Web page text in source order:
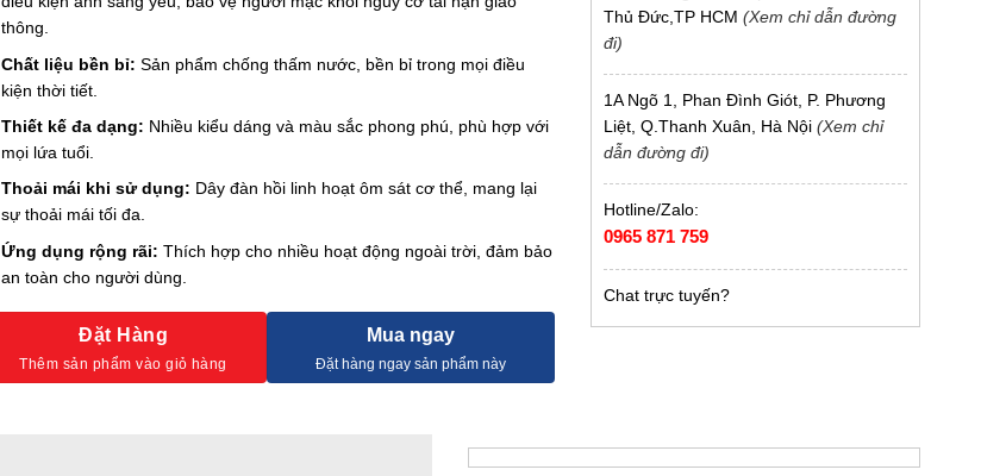
thông.
Chất liệu bền bỉ: Sản phẩm chống thấm nước, bền bỉ trong mọi điều
kiện thời tiết.
Thiết kế đa dạng: Nhiều kiểu dáng và màu sắc phong phú, phù hợp với
mọi lứa tuổi.
Thoải mái khi sử dụng: Dây đàn hồi linh hoạt ôm sát cơ thể, mang lại
sự thoải mái tối đa.
Ứng dụng rộng rãi: Thích hợp cho nhiều hoạt động ngoài trời, đảm bảo
an toàn cho người dùng.
Đặt Hàng Mua ngay
Thủ Đức,TP HCM (Xem chỉ dẫn đường
đi)
1A Ngõ 1, Phan Đình Giót, P. Phương
Liệt, Q.Thanh Xuân, Hà Nội (Xem chỉ
dẫn đường đi)
Hotline/Zalo:
0965 871 759
Chat trực tuyến?